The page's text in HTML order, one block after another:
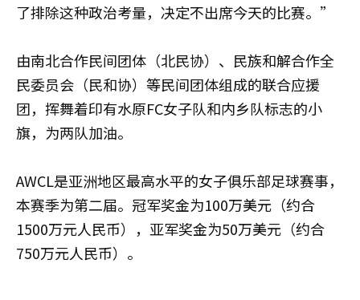
了排除这种政治考量，决定不出席今天的比赛。”
由南北合作民间团体（北民协）、民族和解合作全
民委员会（民和协）等民间团体组成的联合应援
团，挥舞着印有水原FC女子队和内乡队标志的小
旗，为两队加油。
AWCL是亚洲地区最高水平的女子俱乐部足球赛事，
本赛季为第二届。冠军奖金为100万美元（约合
1500万元人民币），亚军奖金为50万美元（约合
750万元人民币）。